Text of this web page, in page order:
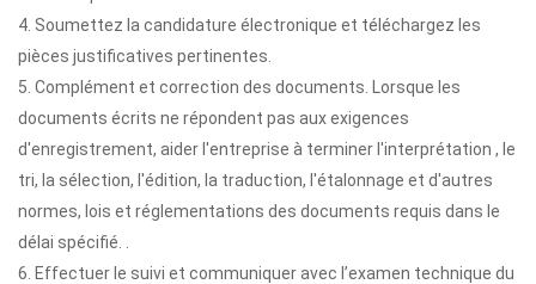
4. Soumettez la candidature électronique et téléchargez les
pièces justificatives pertinentes.
5. Complément et correction des documents. Lorsque les
documents écrits ne répondent pas aux exigences
d'enregistrement, aider l'entreprise à terminer l'interprétation , le
tri, la sélection, l'édition, la traduction, l'étalonnage et d'autres
normes, lois et réglementations des documents requis dans le
délai spécifié. .
6. Effectuer le suivi et communiquer avec l’examen technique du